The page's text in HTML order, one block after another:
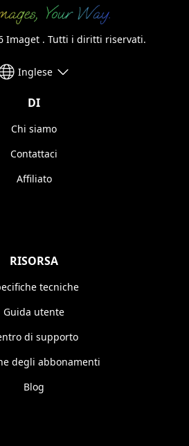
Imaget . Tutti i diritti riservati.
Inglese
DI
Chi siamo
Contattaci
Affiliato
RISORSA
tecniche
Guida utente
di supporto
degli abbonamenti
Blog